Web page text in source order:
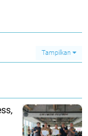
Tampilkan